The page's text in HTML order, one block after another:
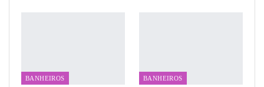
BANHEIROS BANHEIROS